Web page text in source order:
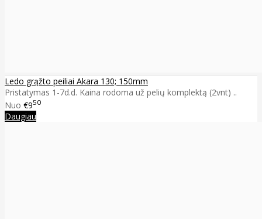
Ledo grąžto peiliai Akara 130; 150mm
Pristatymas 1-7d.d. Kaina rodoma už pelių komplektą (2vnt) ..
Nuo €950
Daugiau